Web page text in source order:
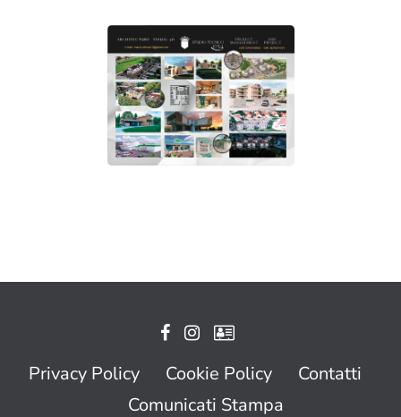
Privacy Policy Cookie Policy
Contatti
Comunicati Stampa